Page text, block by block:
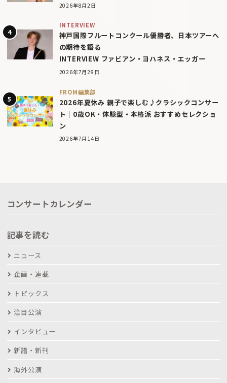
2026年8月2日
INTERVIEW
神戸国際フルートコンクール優勝者、日本ツアーへ
の期待を語る
INTERVIEW ファビアン・ヨハネス・エッガー
2026年7月28日
FROM編集部
2026年夏休み 親子で楽しむ♪クラシックコンサー
ト｜0歳OK・体験型・本格派 おすすめセレクショ
ン
2026年7月14日
コンサートカレンダー
記事を読む
ニュース
企画・連載
トピックス
注目公演
インタビュー
新譜・新刊
海外公演